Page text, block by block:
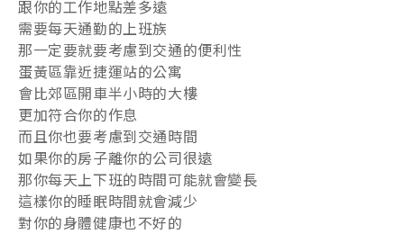
跟你的工作地點差多遠
需要每天通勤的上班族
那一定要就要考慮到交通的便利性
蛋黃區靠近捷運站的公寓
會比郊區開車半小時的大樓
更加符合你的作息
而且你也要考慮到交通時間
如果你的房子離你的公司很遠
那你每天上下班的時間可能就會變長
這樣你的睡眠時間就會減少
對你的身體健康也不好的